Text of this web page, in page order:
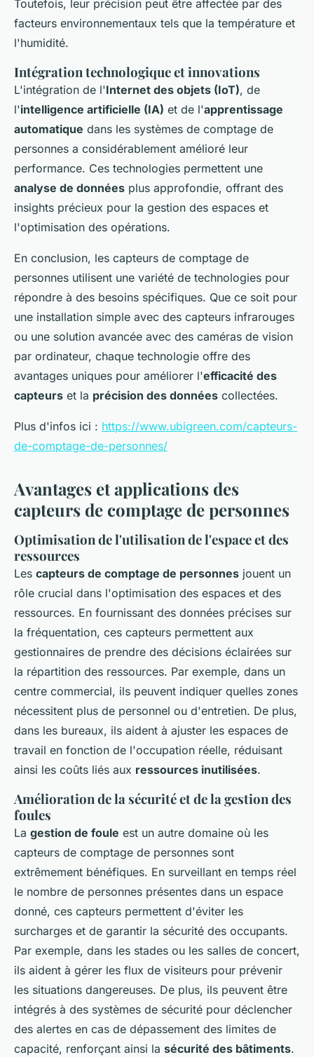
Toutefois, leur précision peut être affectée par des
facteurs environnementaux tels que la température et
l'humidité.
Intégration technologique et innovations
L'intégration de l'Internet des objets (IoT), de
l'intelligence artificielle (IA) et de l'apprentissage
automatique dans les systèmes de comptage de
personnes a considérablement amélioré leur
performance. Ces technologies permettent une
analyse de données plus approfondie, offrant des
insights précieux pour la gestion des espaces et
l'optimisation des opérations.
En conclusion, les capteurs de comptage de
personnes utilisent une variété de technologies pour
répondre à des besoins spécifiques. Que ce soit pour
une installation simple avec des capteurs infrarouges
ou une solution avancée avec des caméras de vision
par ordinateur, chaque technologie offre des
avantages uniques pour améliorer l'efficacité des
capteurs et la précision des données collectées.
Plus d'infos ici : https://www.ubigreen.com/capteurs-
de-comptage-de-personnes/
Avantages et applications des
capteurs de comptage de personnes
Optimisation de l'utilisation de l'espace et des
ressources
Les capteurs de comptage de personnes jouent un
rôle crucial dans l'optimisation des espaces et des
ressources. En fournissant des données précises sur
la fréquentation, ces capteurs permettent aux
gestionnaires de prendre des décisions éclairées sur
la répartition des ressources. Par exemple, dans un
centre commercial, ils peuvent indiquer quelles zones
nécessitent plus de personnel ou d'entretien. De plus,
dans les bureaux, ils aident à ajuster les espaces de
travail en fonction de l'occupation réelle, réduisant
ainsi les coûts liés aux ressources inutilisées.
Amélioration de la sécurité et de la gestion des
foules
La gestion de foule est un autre domaine où les
capteurs de comptage de personnes sont
extrêmement bénéfiques. En surveillant en temps réel
le nombre de personnes présentes dans un espace
donné, ces capteurs permettent d'éviter les
surcharges et de garantir la sécurité des occupants.
Par exemple, dans les stades ou les salles de concert,
ils aident à gérer les flux de visiteurs pour prévenir
les situations dangereuses. De plus, ils peuvent être
intégrés à des systèmes de sécurité pour déclencher
des alertes en cas de dépassement des limites de
capacité, renforçant ainsi la sécurité des bâtiments.